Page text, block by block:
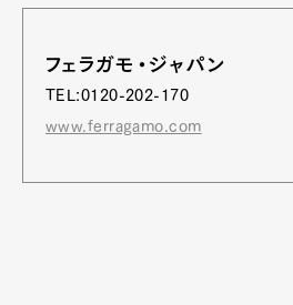
フェラガモ・ジャパン
TEL:0120-202-170
www.ferragamo.com